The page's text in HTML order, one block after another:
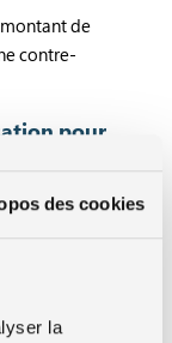
des cookies
la
de
contre-
pour
brûlée
d’assurance